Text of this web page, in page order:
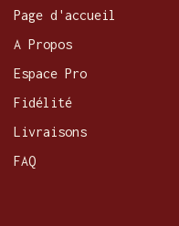
Page d'accueil
A Propos
Espace Pro
Fidélité
Livraisons
FAQ